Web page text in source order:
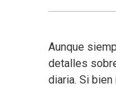
Aunque
detalles
diaria. Si